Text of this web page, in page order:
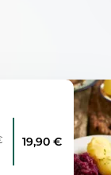
19,90 €